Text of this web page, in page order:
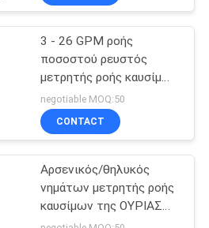
3 - 26 GPM ροής
ποσοστού ρευστός
μετρητής ροής καυσίμων
στροβίλων ψηφιακός
για την κηροζίνη diesel
negotiable MOQ:50
CONTACT
Αρσενικός/θηλυκός
νημάτων μετρητής ροής
καυσίμων της ΟΥΡΙΑΣ
ρευστός με το αργίλιο